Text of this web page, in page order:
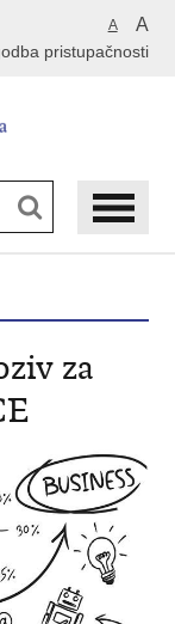
A A
pristupačnosti
za